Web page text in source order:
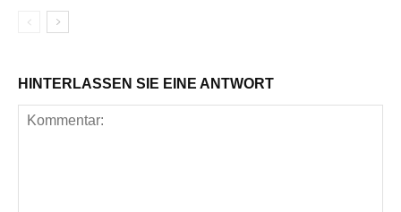
HINTERLASSEN SIE EINE ANTWORT